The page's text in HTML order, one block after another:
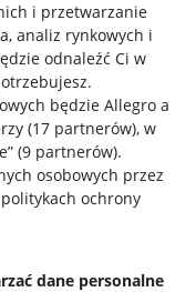
i przetwarzanie
analiz rynkowych i
odnaleźć Ci w
będzie Allegro a
(17 partnerów), w
(9 partnerów).
osobowych przez
ochrony
dane personalne